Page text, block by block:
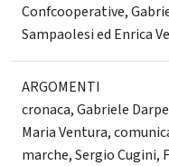
Confcooperative,
Sampaolesi ed Enrica
ARGOMENTI
cronaca,Gabriele
Maria Ventura,
marche,Sergio Cugini,